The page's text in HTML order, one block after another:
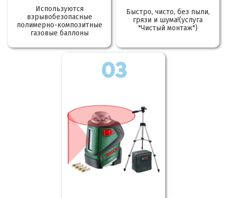
Используются
взрывобезопасные
полимерно-композитные
газовые баллоны
Быстро, чисто, без пыли,
грязи и шума!(услуга
"Чистый монтаж")
03